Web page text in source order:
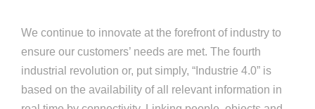
We continue to innovate at the forefront of industry to
ensure our customers’ needs are met. The fourth
industrial revolution or, put simply, “Industrie 4.0” is
based on the availability of all relevant information in